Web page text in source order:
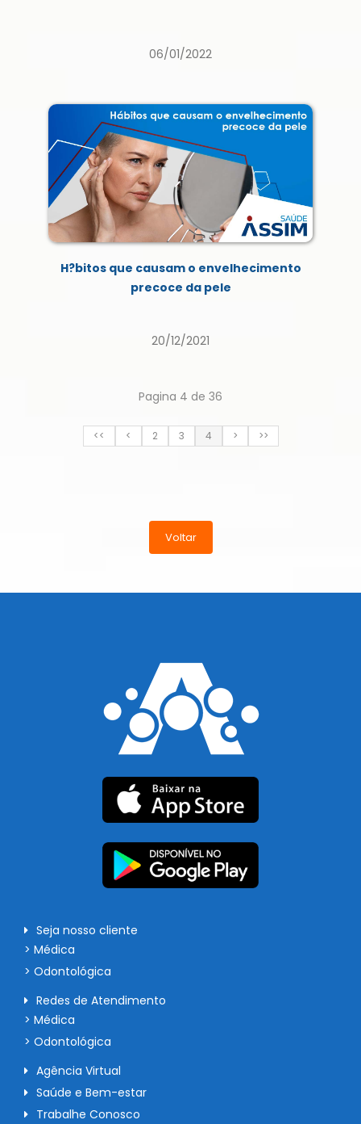
06/01/2022
H?bitos que causam o envelhecimento
precoce da pele
20/12/2021
Pagina 4 de 36
<< < 2 3 4 > >>
Voltar
Seja nosso cliente
> Médica
> Odontológica
Redes de Atendimento
> Médica
> Odontológica
Agência Virtual
Saúde e Bem-estar
Trabalhe Conosco